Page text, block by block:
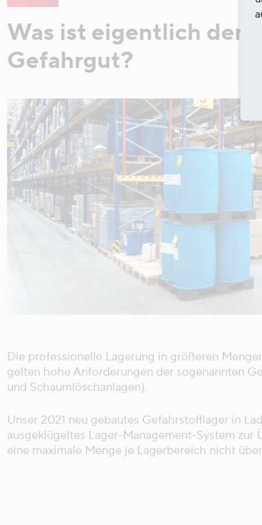
Was ist eigentlich der
Gefahrgut?
Die professionelle Lagerung in größeren
gelten hohe Anforderungen der sogenannten
und Schaumlöschanlagen).
Unser 2021 neu gebautes Gefahrstofflager in
ausgeklügeltes Lager-Management-System
eine maximale Menge je Lagerbereich nicht